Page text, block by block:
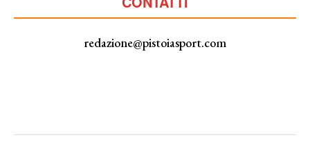
redazione@pistoiasport.com